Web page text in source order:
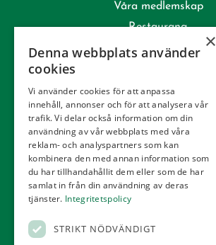
Våra medlemskap
Restaurang
Lektioner & Träning
Kommittéer
Kontakt
Tävling
Integritetspolicy
Webbshop
×
Denna webbplats använder
cookies
Vi använder cookies för att anpassa
innehåll, annonser och för att analysera vår
trafik. Vi delar också information om din
användning av vår webbplats med våra
reklam- och analyspartners som kan
kombinera den med annan information som
du har tillhandahållit dem eller som de har
samlat in från din användning av deras
tjänster. Integritetspolicy
STRIKT NÖDVÄNDIGT